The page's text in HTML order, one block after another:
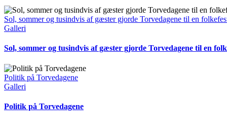
Sol, sommer og tusindvis af gæster gjorde Torvedagene til en
Galleri
Sol, sommer og tusindvis af gæster gjorde Torvedagene til en
Politik på Torvedagene
Galleri
Politik på Torvedagene